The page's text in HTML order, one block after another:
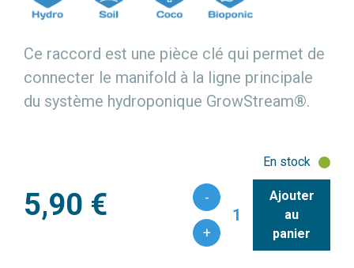
Ce raccord est une pièce clé qui permet de
connecter le manifold à la ligne principale
du système hydroponique GrowStream®.
5,90 €
En stock
Ajouter
au
panier
-
+
1